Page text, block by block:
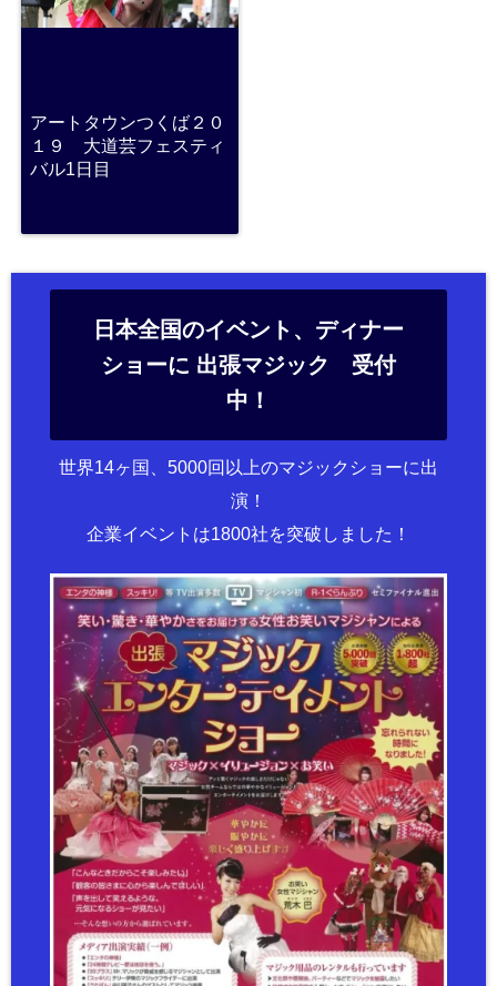
アートタウンつくば２０
１９ 大道芸フェスティ
バル1日目
日本全国のイベント、ディナー
ショーに 出張マジック 受付
中！
世界14ヶ国、5000回以上のマジックショーに出
演！
企業イベントは1800社を突破しました！